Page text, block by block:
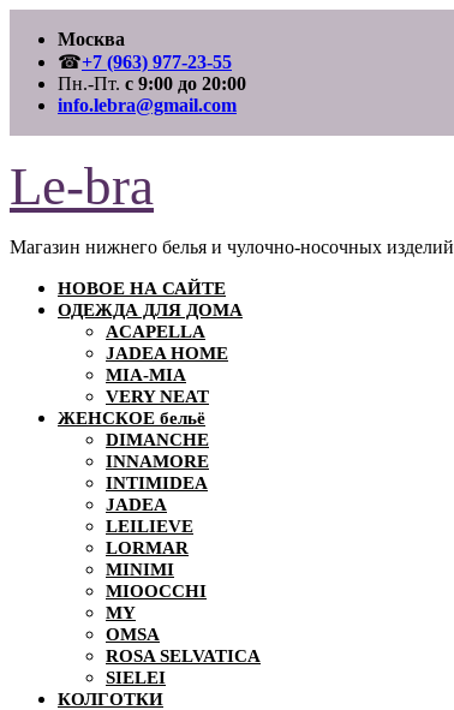
содержимому
Москва
☎+7 (963) 977-23-55
Пн.-Пт. с 9:00 до 20:00
info.lebra@gmail.com
Le-bra
Магазин нижнего белья и чулочно-носочных изделий
НОВОЕ НА САЙТЕ
ОДЕЖДА ДЛЯ ДОМА
ACAPELLA
JADEA HOME
MIA-MIA
VERY NEAT
ЖЕНСКОЕ бельё
DIMANCHE
INNAMORE
INTIMIDEA
JADEA
LEILIEVE
LORMAR
MINIMI
MIOOCCHI
MY
OMSA
ROSA SELVATICA
SIELEI
КОЛГОТКИ